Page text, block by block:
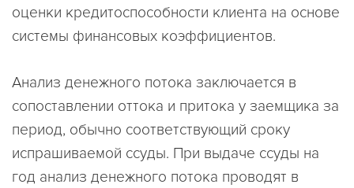
оценки кредитоспособности клиента на основе
системы финансовых коэффициентов.
Анализ денежного потока заключается в
сопоставлении оттока и притока у заемщика за
период, обычно соответствующий сроку
испрашиваемой ссуды. При выдаче ссуды на
год анализ денежного потока проводят в